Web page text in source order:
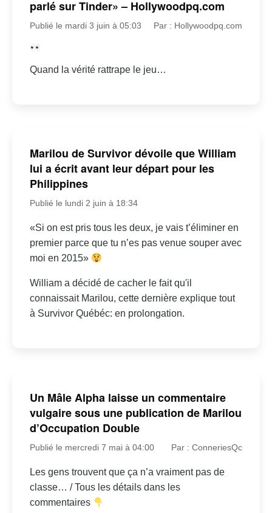
parlé sur Tinder» – Hollywoodpq.com
Publié le mardi 3 juin à 05:03 Par : Hollywoodpq.com
Quand la vérité rattrape le jeu…
Marilou de Survivor dévoile que William
lui a écrit avant leur départ pour les
Philippines
Publié le lundi 2 juin à 18:34
«Si on est pris tous les deux, je vais t’éliminer en
premier parce que tu n’es pas venue souper avec
moi en 2015»
William a décidé de cacher le fait qu'il
connaissait Marilou, cette dernière explique tout
à Survivor Québéc: en prolongation.
Un Mâle Alpha laisse un commentaire
vulgaire sous une publication de Marilou
d’Occupation Double
Publié le mercredi 7 mai à 04:00 Par : ConneriesQc
Les gens trouvent que ça n’a vraiment pas de
classe… / Tous les détails dans les
commentaires